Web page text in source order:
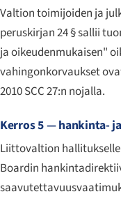
Valtion toimijoiden ja
peruskirjan 24 § sallii
ja oikeudenmukaisen"
vahingonkorvaukset
2010 SCC 27:n nojalla.
Kerros 5 — hankinta-
Liittovaltion
Boardin